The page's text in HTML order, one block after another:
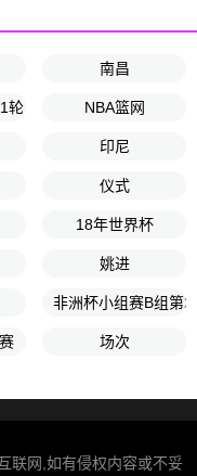
南昌
轮 NBA篮网
印尼
仪式
18年世界杯
姚进
非洲杯小组赛B组第2
场次
联网,如有侵权内容或不妥